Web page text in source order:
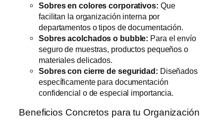
Sobres en colores corporativos: Que
facilitan la organización interna por
departamentos o tipos de documentación.
Sobres acolchados o bubble: Para el envío
seguro de muestras, productos pequeños o
materiales delicados.
Sobres con cierre de seguridad: Diseñados
específicamente para documentación
confidencial o de especial importancia.
Beneficios Concretos para tu Organización